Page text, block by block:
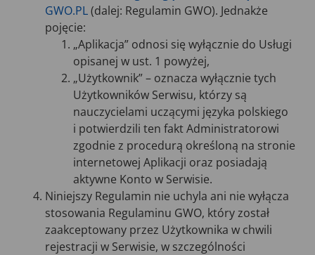
GWO.PL(dalej: Regulamin GWO). Jednakże
pojęcie:
„Aplikacja” odnosi się wyłącznie do Usługi
opisanej w ust. 1 powyżej,
„Użytkownik” – oznacza wyłącznie tych
Użytkowników Serwisu, którzy są
nauczycielami uczącymi języka polskiego
i potwierdzili ten fakt Administratorowi
zgodnie z procedurą określoną na stronie
internetowej Aplikacji oraz posiadają
aktywne Konto w Serwisie.
Niniejszy Regulamin nie uchyla ani nie wyłącza
stosowania Regulaminu GWO, który został
zaakceptowany przez Użytkownika w chwili
rejestracji w Serwisie, w szczególności